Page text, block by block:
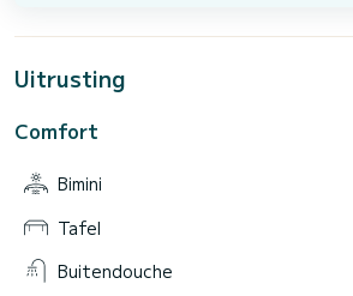
Uitrusting
Comfort
Bimini
Tafel
Buitendouche